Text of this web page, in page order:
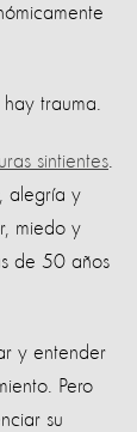
trauma.
sintientes
alegría y
miedo y
de 50 años
y entender
Pero
su